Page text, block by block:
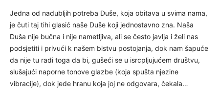
Jedna od nadubljih potreba Duše, koja obitava u svima nama,
je čuti taj tihi glasić naše Duše koji jednostavno zna. Naša
Duša nije bučna i nije nametljiva, ali se često javlja i želi nas
podsjetiti i privući k našem bistvu postojanja, dok nam šapuće
da nije tu radi toga da bi, gušeći se u isrcpljujućem društvu,
slušajući naporne tonove glazbe (koja spušta njezine
vibracije), dok jede hranu koja joj ne odgovara, čekala…